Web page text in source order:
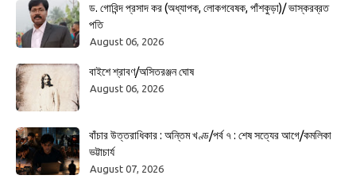
ড. গোবিন্দ প্রসাদ কর (অধ্যাপক, লোকগবেষক, পাঁশকুড়া)/ ভাস্করব্রত
পতি
August 06, 2026
বাইশে শ্রাবণ/অসিতরঞ্জন ঘোষ
August 06, 2026
বাঁচার উত্তরাধিকার : অন্তিম খণ্ড/পর্ব ৭ : শেষ সত্যের আগে/কমলিকা
ভট্টাচার্য
August 07, 2026